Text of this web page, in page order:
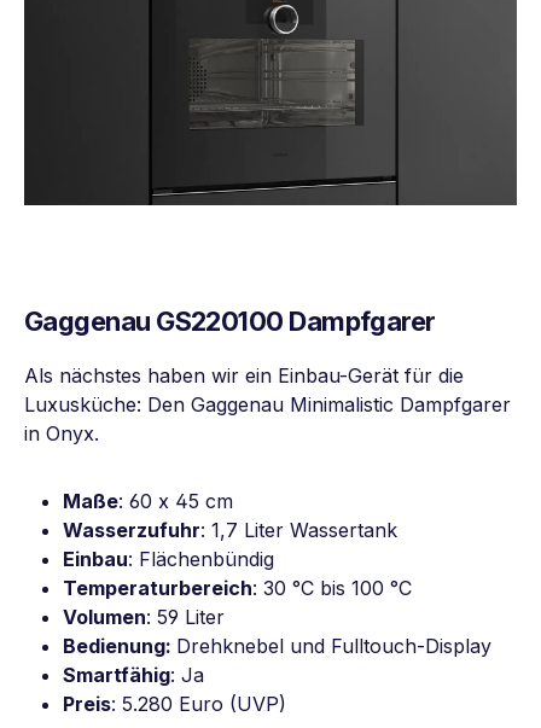
Gaggenau GS220100 Dampfgarer
Als nächstes haben wir ein Einbau-Gerät für die
Luxusküche: Den Gaggenau Minimalistic Dampfgarer
in Onyx.
Maße: 60 x 45 cm
Wasserzufuhr: 1,7 Liter Wassertank
Einbau: Flächenbündig
Temperaturbereich: 30 °C bis 100 °C
Volumen: 59 Liter
Bedienung: Drehknebel und Fulltouch-Display
Smartfähig: Ja
Preis: 5.280 Euro (UVP)